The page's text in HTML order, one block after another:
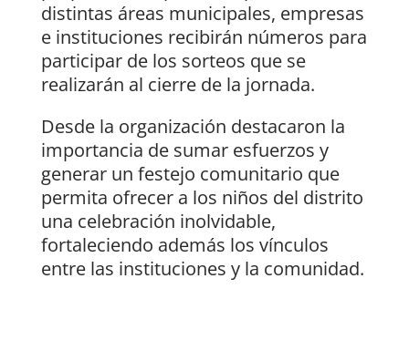
distintas áreas municipales, empresas
e instituciones recibirán números para
participar de los sorteos que se
realizarán al cierre de la jornada.
Desde la organización destacaron la
importancia de sumar esfuerzos y
generar un festejo comunitario que
permita ofrecer a los niños del distrito
una celebración inolvidable,
fortaleciendo además los vínculos
entre las instituciones y la comunidad.